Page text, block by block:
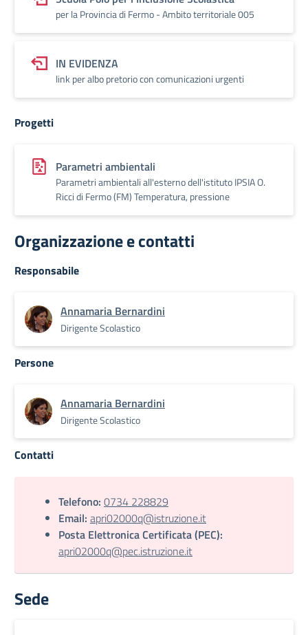
per la Provincia di Fermo - Ambito territoriale 005
IN EVIDENZA
link per albo pretorio con comunicazioni urgenti
Progetti
Parametri ambientali
Parametri ambientali all'esterno dell'istituto IPSIA O.
Ricci di Fermo (FM) Temperatura, pressione
Organizzazione e contatti
Responsabile
Annamaria Bernardini
Dirigente Scolastico
Persone
Annamaria Bernardini
Dirigente Scolastico
Contatti
Telefono: 0734 228829
Email: apri02000q@istruzione.it
Posta Elettronica Certificata (PEC):
apri02000q@pec.istruzione.it
Sede